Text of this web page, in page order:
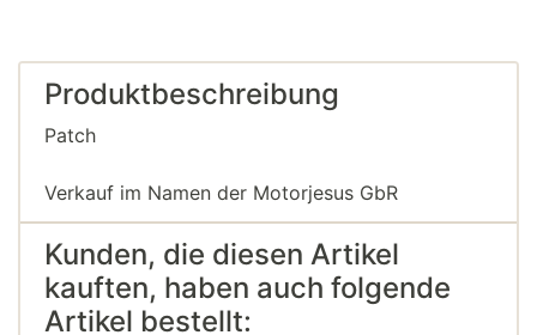
Produktbeschreibung
Patch
Verkauf im Namen der Motorjesus GbR
Kunden, die diesen Artikel
kauften, haben auch folgende
Artikel bestellt: